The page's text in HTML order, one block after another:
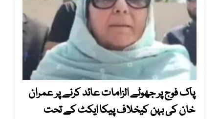
پاک فوج پر جھوٹے الزامات عائد کرنے پر عمران
خان کی بہن کیخلاف پیکا ایکٹ کے تحت